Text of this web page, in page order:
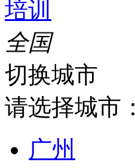
全国
切换城市
请选择城市：
广州